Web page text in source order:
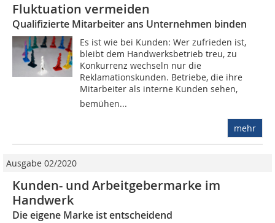
Fluktuation vermeiden
Qualifizierte Mitarbeiter ans Unternehmen binden
Es ist wie bei Kunden: Wer zufrieden ist,
bleibt dem Handwerksbetrieb treu, zu
Konkurrenz wechseln nur die
Reklamationskunden. Betriebe, die ihre
Mitarbeiter als interne Kunden sehen,
bemühen...
mehr
Ausgabe 02/2020
Kunden- und Arbeitgebermarke im
Handwerk
Die eigene Marke ist entscheidend